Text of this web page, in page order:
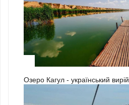
Озеро Кагул - український вирій